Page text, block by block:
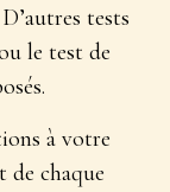
tests
le test de
à votre
de chaque